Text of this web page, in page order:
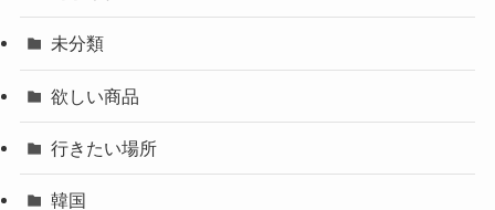
未分類
欲しい商品
行きたい場所
韓国